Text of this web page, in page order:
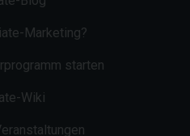
Marketing?
starten
Wiki